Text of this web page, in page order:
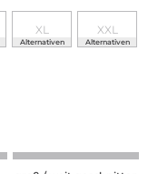
XL
Alternativen
XXL
Alternativen